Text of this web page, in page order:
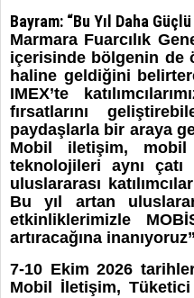
Bayram: “Bu Yıl Daha
Marmara Fuarcılık
içerisinde bölgenin de
haline geldiğini
IMEX’te
fırsatlarını
paydaşlarla bir araya
Mobil iletişim,
teknolojileri aynı
uluslararası
Bu yıl artan
etkinliklerimizle
artıracağına
7-10 Ekim 2026
Mobil İletişim,